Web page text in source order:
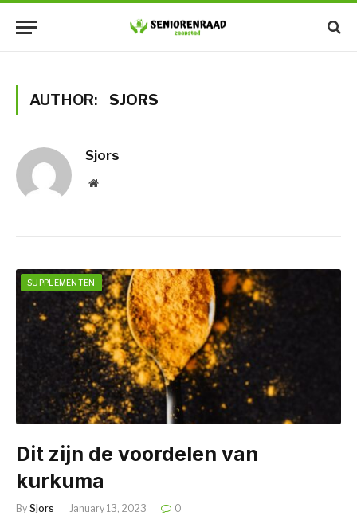
AUTHOR: SJORS
Sjors
Website
SUPPLEMENTEN
Dit zijn de voordelen van
kurkuma
By Sjors January 13, 2023 0